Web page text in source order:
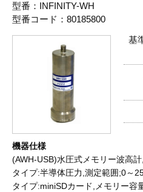
型番：INFINITY-WH
型番コード：80185800
基
機器仕様
(AWH-USB)水圧式メモリー波高
タイプ:半導体圧力,測定範囲;0～
タイプ:miniSDカード,メモリー容